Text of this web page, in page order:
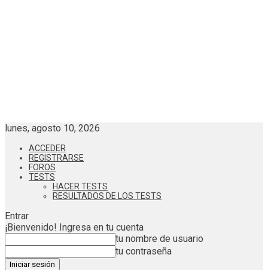
lunes, agosto 10, 2026
ACCEDER
REGISTRARSE
FOROS
TESTS
HACER TESTS
RESULTADOS DE LOS TESTS
Entrar
¡Bienvenido! Ingresa en tu cuenta
tu nombre de usuario
tu contraseña